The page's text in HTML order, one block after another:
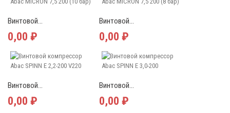
Винтовой...
0,00 ₽
Винтовой...
0,00 ₽
Винтовой...
0,00 ₽
Винтовой...
0,00 ₽